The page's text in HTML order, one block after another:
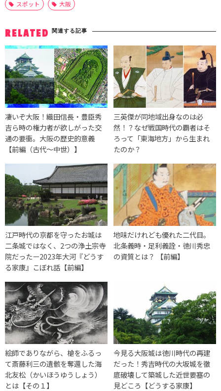
スポット 大阪
RELATED 関連する記事
凄いぞ大阪！織田信長・豊臣秀
吉ら時の権力者が欲しがった交
通の要衝。大阪の歴史的意義
【前編（古代～中世）】
三英傑が同地域出身なのは必
然！？なぜ戦国時代の覇者はそ
ろって「東海地方」から生まれ
たのか？
江戸時代の京都を守ったお城は
二条城ではなく、2つの浄土宗寺
院だったー2023年大河『どうす
る家康』こぼれ話【前編】
地味だけれども優れた二代目。
北条義時・足利義詮・徳川秀忠
の資質とは？ 【前編】
絵師でありながら、槍をふるっ
て斎藤利三の遺骸を奪還した海
北友松（かいほうゆうしょう）
とは【その１】
今見る大阪城は徳川時代の再建
だった！秀吉時代の大坂城を徹
底破壊して築城した近世要塞の
見どころ【どうする家康】